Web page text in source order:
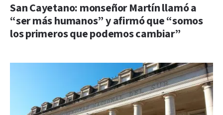
San Cayetano: monseñor Martín llamó a
“ser más humanos” y afirmó que “somos
los primeros que podemos cambiar”